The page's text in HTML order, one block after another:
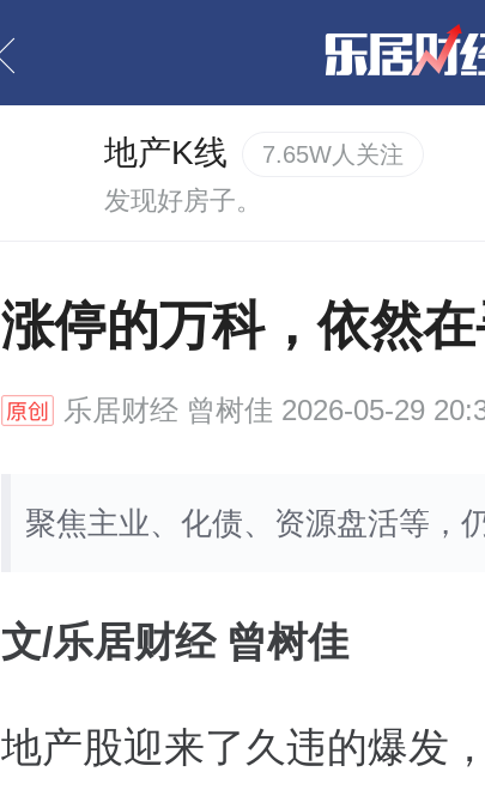
地产K线 7.65W人关注
发现好房子。
涨停的万科，依然
乐居财经 曾树佳 2026-05-29
聚焦主业、化债、资源盘活等，
文/乐居财经 曾树佳
地产股迎来了久违的爆发，